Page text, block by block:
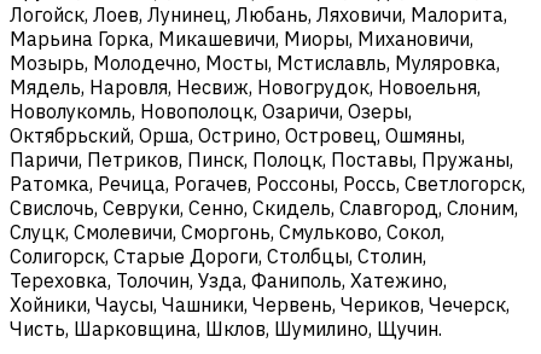
Логойск, Лоев, Лунинец, Любань, Ляховичи, Малорита,
Марьина Горка, Микашевичи, Миоры, Михановичи,
Мозырь, Молодечно, Мосты, Мстиславль, Муляровка,
Мядель, Наровля, Несвиж, Новогрудок, Новоельня,
Новолукомль, Новополоцк, Озаричи, Озеры,
Октябрьский, Орша, Острино, Островец, Ошмяны,
Паричи, Петриков, Пинск, Полоцк, Поставы, Пружаны,
Ратомка, Речица, Рогачев, Россоны, Россь, Светлогорск,
Свислочь, Севруки, Сенно, Скидель, Славгород, Слоним,
Слуцк, Смолевичи, Сморгонь, Смульково, Сокол,
Солигорск, Старые Дороги, Столбцы, Столин,
Тереховка, Толочин, Узда, Фаниполь, Хатежино,
Хойники, Чаусы, Чашники, Червень, Чериков, Чечерск,
Чисть, Шарковщина, Шклов, Шумилино, Щучин.